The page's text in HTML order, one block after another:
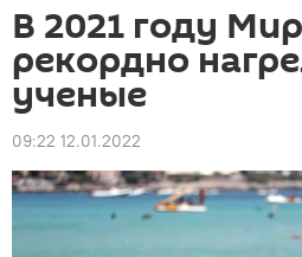
В 2021 году
рекордно
ученые
09:22 12.01.2022